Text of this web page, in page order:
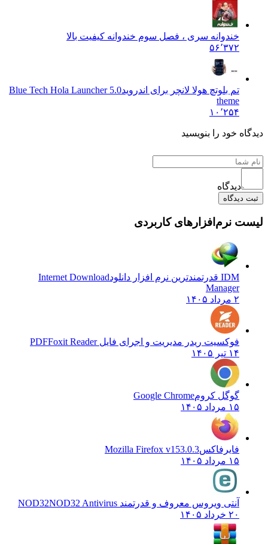
خندوانه سری ، فصل سوم خندوانه کیفیت بالا
۵۶٬۳۷۲
تم بلوتچ هولا لانچر برای اندروید
5.0 Blue Tech Hola Launcher
theme
۱۰٬۲۵۴
دیدگاه خود را بنویسید
دیدگاه
ثبت دیدگاه
لیست نرم‌افزارهای کاربردی
IDM قدرتمندترین نرم افزار دانلود
Internet Download
Manager
۲ مرداد ۱۴۰۵
فوکسیت ریدر مدیریت و اجرای فایل PDFFoxit Reader
۱۴ تیر ۱۴۰۵
گوگل کرومGoogle Chrome
۱۵ مرداد ۱۴۰۵
فایرفاکسMozilla Firefox v153.0.3
۱۵ مرداد ۱۴۰۵
آنتی ویروس معروف و قدرتمند NOD32 NOD32 Antivirus
۲۰ خرداد ۱۴۰۵